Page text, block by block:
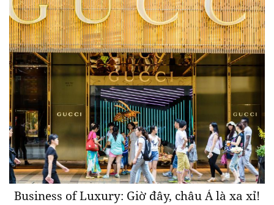
Business of Luxury: Giờ đây, châu Á là xa xỉ!